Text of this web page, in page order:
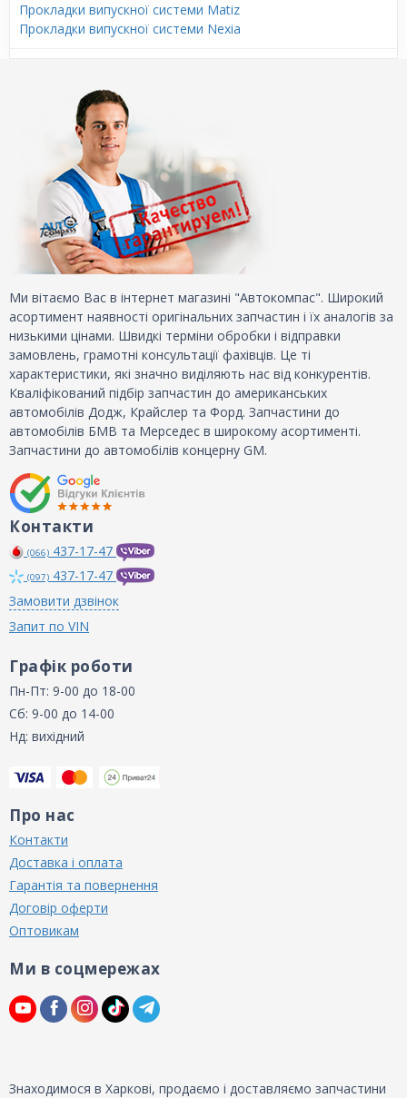
Прокладки випускної системи Matiz
Прокладки випускної системи Nexia
Ми вітаємо Вас в інтернет магазині "Автокомпас". Широкий
асортимент наявності оригінальних запчастин і їх аналогів за
низькими цінами. Швидкі терміни обробки і відправки
замовлень, грамотні консультації фахівців. Це ті
характеристики, які значно виділяють нас від конкурентів.
Кваліфікований підбір запчастин до американських
автомобілів Додж, Крайслер та Форд. Запчастини до
автомобілів БМВ та Мерседес в широкому асортименті.
Запчастини до автомобілів концерну GM.
Контакти
(066) 437-17-47
(097) 437-17-47
Замовити дзвінок
Запит по VIN
Графік роботи
Пн-Пт: 9-00 до 18-00
Сб: 9-00 до 14-00
Нд: вихідний
Про нас
Контакти
Доставка і оплата
Гарантія та повернення
Договір оферти
Оптовикам
Ми в соцмережах
Знаходимося в Харкові, продаємо і доставляємо запчастини